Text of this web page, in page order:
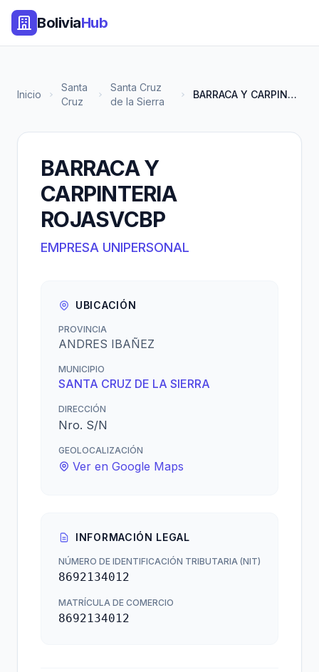
BoliviaHub
Inicio
Santa
Cruz
Santa Cruz
de la Sierra
BARRACA Y CARPINTERIA ROJASVCB...
BARRACA Y
CARPINTERIA
ROJASVCBP
EMPRESA UNIPERSONAL
UBICACIÓN
PROVINCIA
ANDRES IBAÑEZ
MUNICIPIO
SANTA CRUZ DE LA SIERRA
DIRECCIÓN
Nro. S/N
GEOLOCALIZACIÓN
Ver en Google Maps
INFORMACIÓN LEGAL
NÚMERO DE IDENTIFICACIÓN TRIBUTARIA (NIT)
8692134012
MATRÍCULA DE COMERCIO
8692134012